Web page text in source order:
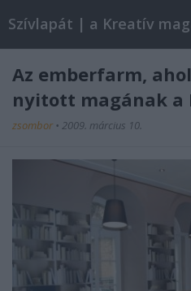
Az emberfarm,
nyitott magának a
zsombor • 2009. március 10.